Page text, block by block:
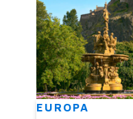
EUROPA